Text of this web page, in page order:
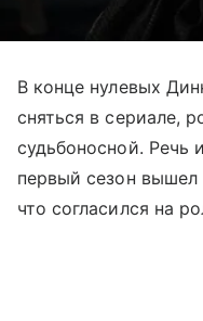
В конце нулевых
сняться в сериале,
судьбоносной. Речь
первый сезон вышел
что согласился на